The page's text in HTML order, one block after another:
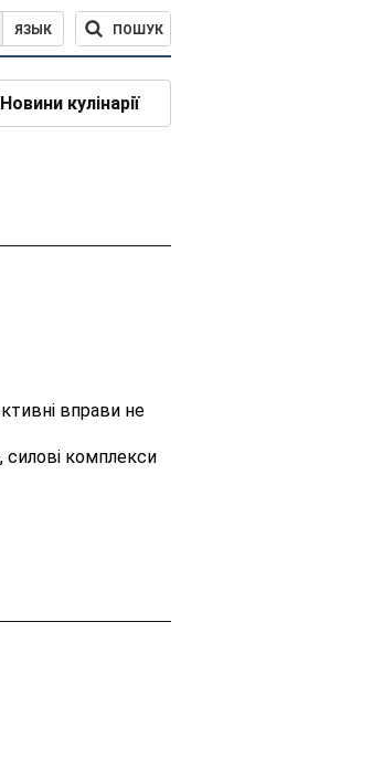
ЯЗЫК ПОШУК
Новини кулінарії
вправи не
силові комплекси